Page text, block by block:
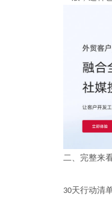
二、完整来
30天行动清